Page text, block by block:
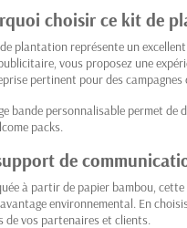
choisir ce kit de
plantation représente un
vous proposez une
pertinent pour des
bande personnalisable permet de
packs.
de
à partir de papier bambou,
environnemental. En
de vos partenaires et clients.